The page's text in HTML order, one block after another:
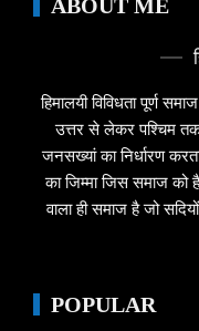
ABOUT ME
हिमालयी विविधता पूर्ण
उत्तर से लेकर पश्चिम
जनसख्यां का निर्धारण
का जिम्मा जिस समाज
वाला ही समाज है जो
POPULAR